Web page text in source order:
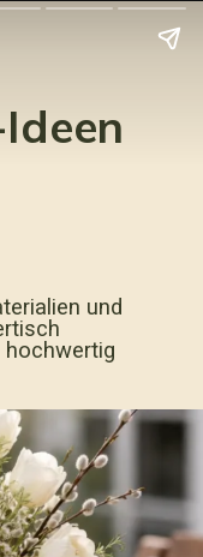
und
hochwertig